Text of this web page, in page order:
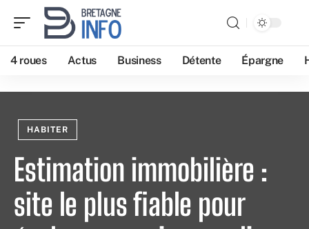
4 roues Actus Business Détente Épargne
HABITER
Estimation immobilière :
site le plus fiable pour